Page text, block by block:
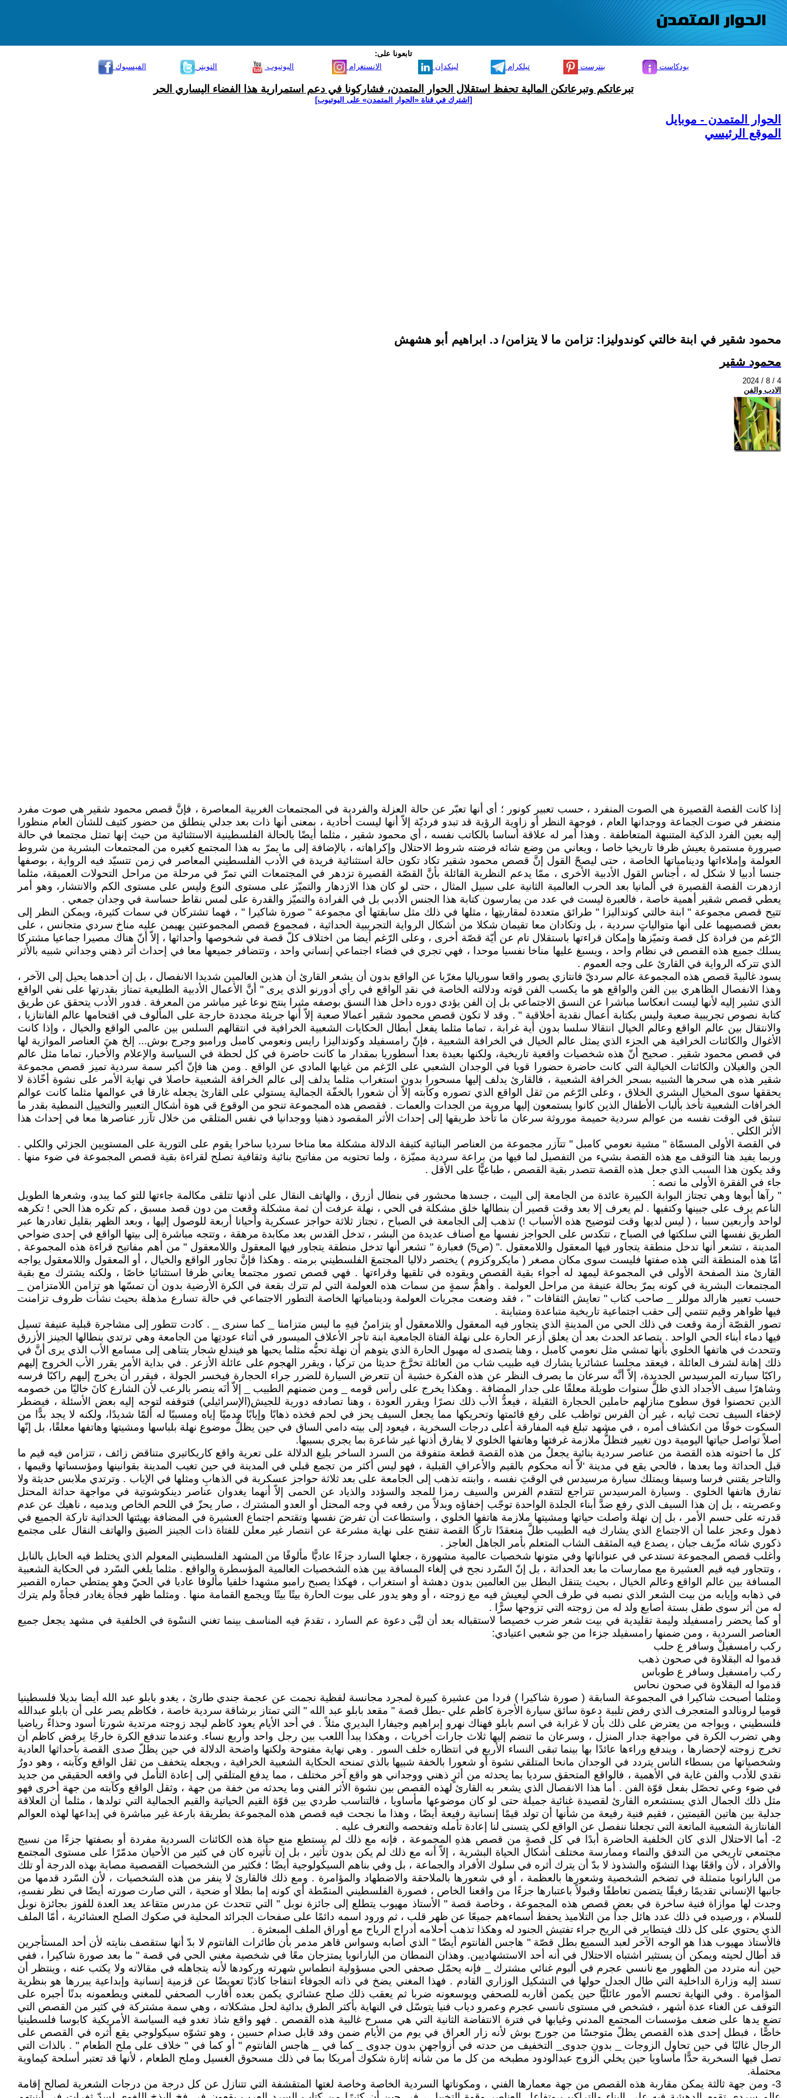
تابعونا على:
الفيسبوك
التويتر اليوتيوب الانستغرام لينكدإن تيلكرام بنترست بودكاست
تبرعاتكم وتبرعاتكن المالية تحفظ استقلال الحوار المتمدن، فشاركونا في دعم استمرارية هذا الفضاء اليساري الحر
[اشترك في قناة ‫«الحوار المتمدن» على اليوتيوب]
الحوار المتمدن - موبايل
الموقع الرئيسي
محمود شقير في ابنة خالتي كوندوليزا: تزامن ما لا يتزامن/ د. ابراهيم أبو هشهش
محمود شقير
2024 / 8 / 4
الادب والفن
إذا كانت القصة القصيرة هي الصوت المنفرد ، حسب تعبير كونور ؛ أي أنها تعبّر عن حالة العزلة والفردية في المجتمعات الغربية المعاصرة ، فإنَّ قصص محمود شقير هي صوت مفرد
منضفر في صوت الجماعة ووجدانها العام ، فوجهة النظر أو زاوية الرؤية قد تبدو فرديّة إلاّ أنها ليست أحادية ، بمعنى أنها ذات بعد جدلي ينطلق من حضور كثيف للشأن العام منظورا
إليه بعين الفرد الذكية المتنبهة المتعاطفة . وهذا أمر له علاقة أساسا بالكاتب نفسه ، أي محمود شقير ، مثلما أيضًا بالحالة الفلسطينية الاستثنائية من حيث إنها تمثل مجتمعا في حالة
صيرورة مستمرة يعيش ظرفا تاريخيا خاصا ، ويعاني من وضع شائه فرضته شروط الاحتلال وإكراهاته ، بالإضافة إلى ما يمرّ به هذا المجتمع كغيره من المجتمعات البشرية من شروط
العولمة وإملاءاتها ودينامياتها الخاصة ، حتى ليصحّ القول إنَّ قصص محمود شقير تكاد تكون حالة استثنائية فريدة في الأدب الفلسطيني المعاصر في زمن تتسيّد فيه الرواية ، بوصفها
جنسا أدبيا لا شكل له ، أجناس القول الأدبية الأخرى ، ممّا يدعم النظرية القائلة بأنَّ القصّة القصيرة تزدهر في المجتمعات التي تمرّ في مرحلة من مراحل التحولات العميقة، مثلما
ازدهرت القصة القصيرة في ألمانيا بعد الحرب العالمية الثانية على سبيل المثال ، حتى لو كان هذا الازدهار والتميّز على مستوى النوع وليس على مستوى الكم والانتشار، وهو أمر
يعطي قصص شقير أهمية خاصة ، فالعبرة ليست في عدد من يمارسون كتابة هذا الجنس الأدبي بل في الفرادة والتميّز والقدرة على لمس نقاط حساسة في وجدان جمعي .
تتيح قصص مجموعة " ابنة خالتي كونداليزا " طرائق متعددة لمقاربتِها ، مثلها في ذلك مثل سابقتها أي مجموعة " صورة شاكيرا " ، فهما تشتركان في سمات كثيرة، ويمكن النظر إلى
بعض قصصيهما على أنها متوالياتٍ سردية ، بل وتكادان معا تقيمان شكلا من أشكال الرواية التجريبية الحداثية ، فمجموع قصص المجموعتين يهيمن عليه مناخ سردي متجانس ، على
الرّغم من فرادة كل قصة وتميّزها وإمكان قراءتها باستقلال تام عن أيّة قصّة أخرى ، وعلى الرّغم أيضا من اختلاف كلّ قصة في شخوصها وأحداثها ، إلاّ أنّ هناك مصيرا جماعيا مشتركا
يسلك جميع هذه القصص في نظام واحد ، ويسبغ عليها مناخا نفسيا موحدا ، فهي تجري في فضاء اجتماعي إنساني واحد ، وتتضافر جميعها معا في إحداث أثر ذهني وجداني شبيه بالأثر
الذي تتركه الرواية في القارئ على وجه العموم .
يسود غالبيةَ قصص هذه المجموعة عالم سرديّ فانتازي يصور واقعا سورياليا مغرّبا عن الواقع بدون أن يشعر القارئ أن هذين العالمين شديدا الانفصال ، بل إن أحدهما يحيل إلى الآخر ،
وهذا الانفصال الظاهري بين الفن والواقع هو ما يكسب الفن قوته ودلالته الخاصة في نقدِ الواقع في رأي أدورنو الذي يرى " أنَّ الأعمال الأدبية الطليعية تمتاز بقدرتها على نفي الواقع
الذي تشير إليه لأنها ليست انعكاسا مباشرا عن النسق الاجتماعي بل إن الفن يؤدي دوره داخل هذا النسق بوصفه مثيرا ينتج نوعا غير مباشر من المعرفة . فدور الأدب يتحقق عن طريق
كتابة نصوص تجريبية صعبة وليس بكتابة أعمال نقدية أخلاقية " . وقد لا تكون قصص محمود شقير أعمالا صعبة إلاّ أنها جريئة مجددة خارجة على المألوف في اقتحامها عالم الفانتازيا ،
والانتقال بين عالم الواقع وعالم الخيال انتقالا سلسا بدون أية غرابة ، تماما مثلما يفعل أبطال الحكايات الشعبية الخرافية في انتقالهم السلس بين عالمي الواقع والخيال ، وإذا كانت
الأغوال والكائنات الخرافية هي الجزء الذي يمثل عالم الخيال في الخرافة الشعبية ، فإنّ رامسفيلد وكونداليزا رايس ونعومي كامبل ورامبو وجرج بوش... إلخ هيَ العناصر الموازية لها
في قصص محمود شقير . صحيح أنّ هذه شخصيات واقعية تاريخية، ولكنها بعيدة بعدا أسطوريا بمقدار ما كانت حاضرة في كل لحظة في السياسة والإعلام والأخبار، تماما مثل عالم
الجن والغيلان والكائنات الخيالية التي كانت حاضرة حضورا قويا في الوجدان الشعبي على الرّغم من غيابها المادي عن الواقع . ومن هنا فإنّ أكبر سمة سردية تميز قصص مجموعة
شقير هذه هي سحرها الشبيه بسحر الخرافة الشعبية ، فالقارئ يدلف إليها مسحورا بدون استغراب مثلما يدلف إلى عالم الخرافة الشعبية حاصلا في نهاية الأمر على نشوة أخّاذة لا
يحققها سوى المخيال البشري الخلاق ، وعلى الرّغم من ثقل الواقع الذي تصوره وكآبته إلاّ أن شعورا بالخفّة الجمالية يستولي على القارئ يجعله غارقا في عوالمها مثلما كانت عوالم
الخرافات الشعبية تأخذ بألباب الأطفال الذين كانوا يستمعون إليها مروية من الجدات والعمات . فقصص هذه المجموعة تنجو من الوقوع قي هوة أشكال التعبير والتخييل النمطية بقدر ما
تنبثق في الوقت نفسه من عوالم سردية حميمة موروثة سرعان ما تأخذ طريقها إلى إحداث الأثر المقصود ذهنيا ووجدانيا في نفس المتلقي من خلال تآزر عناصرها معا في إحداث هذا
الأثر الكلي .
في القصة الأولى المسمّاة " مشية نعومي كامبل " تتآزر مجموعة من العناصر البنائية كثيفة الدلالة مشكلة معا مناخا سرديا ساخرا يقوم على التورية على المستويين الجزئي والكلي .
وربما يفيد هنا التوقف مع هذه القصة بشيء من التفصيل لما فيها من براعة سردية مميّزة ، ولما تحتويه من مفاتيح بنائية وثقافية تصلح لقراءة بقية قصص المجموعة في ضوء منها .
وقد يكون هذا السبب الذي جعل هذه القصة تتصدر بقية القصص ، طباعيًّا على الأقل .
جاء في الفقرة الأولى ما نصه :
" رآها أبوها وهي تجتاز البوابة الكبيرة عائدة من الجامعة إلى البيت ، جسدها محشور في بنطال أزرق ، والهاتف النقال على أذنها تتلقى مكالمة جاءتها للتو كما يبدو، وشعرها الطويل
الناعم يرف على جبينها وكتفيها . لم يعرف إلا بعد وقت قصير أن بنطالها خلق مشكلة في الحي ، نهلة عرفت أن ثمة مشكلة وقعت من دون قصد مسبق ، كم تكره هذا الحي ! تكرهه
لواحد وأربعين سببا ، ( ليس لديها وقت لتوضيح هذه الأسباب !) تذهب إلى الجامعة في الصباح ، تجتاز ثلاثة حواجز عسكرية وأحيانا أربعة للوصول إليها ، وبعد الظهر بقليل تغادرها عبر
الطريق نفسها التي سلكتها في الصباح ، تتكدس على الحواجز نفسها مع أصناف عديدة من البشر ، تدخل القدس بعد مكابدة مرهقة ، وتتجه مباشرة إلى بيتها الواقع في إحدى ضواحي
المدينة ، تشعر أنها تدخل منطقة يتجاور فيها المعقول واللامعقول ." (ص5) فعبارة " تشعر أنها تدخل منطقة يتجاور فيها المعقول واللامعقول " من أهم مفاتيح قراءة هذه المجموعة ,
أمّا هذه المنطقة التي هذه صفتها فليست سوى مكان مصغر ( مايكروكزوم ) يختصر دلاليا المجتمعَ الفلسطيني برمته . وهكذا فإنَّ تجاور الواقع والخيال ، أو المعقول واللامعقول يواجه
القارئ منذ الصفحة الأولى في المجموعة ليمهد له أجواء بقية القصص ويقوده في تلقيها وقراءتها . فهي قصص تصور مجتمعا يعاني ظرفا استثنائيا خاصًا ، ولكنه يشترك مع بقية
المجتمعات البشرية في كونه يمرّ بحالة عنيفة من مراحل العولمة . وأهمُّ سمةٍ من سمات هذه العولمة التي لم تترك بقعة في الكرة الأرضية بدون أن تمسّها هو تزامن اللامتزامن _
حسب تعبير هارالد موللر _ صاحب كتاب " تعايش الثقافات " ، فقد وضعت مجريات العولمة ودينامياتها الخاصة التطور الاجتماعي في حالة تسارع مذهلة بحيث نشأت ظروف تزامنت
فيها ظواهر وقيم تنتمي إلى حقب اجتماعية تاريخية متباعدة ومتباينة .
تصور القصّة أزمة وقعت في ذلك الحي من المدينةِ الذي يتجاور فيه المعقول واللامعقول أو يتزامنُ فيهِ ما ليس متزامنا _ كما سنرى _ . كادت تتطور إلى مشاجرة قبلية عنيفة تسيل
فيها دماء أبناء الحي الواحد . يتصاعد الحدث بعد أن يعلق أزعر الحارة على نهلة الفتاة الجامعية ابنة تاجر الأعلاف الميسور في أثناء عودتِها من الجامعة وهي ترتدي بنطالها الجينز الأزرق
وتتحدث في هاتفها الخلوي بأنها تمشي مثل نعومي كامبل ، وهنا يتصدى له مهبول الحارة الذي يتوهم أن نهلة تحبُّه مثلما يحبها هو فيندلع شجار يتناهى إلى مسامع الأب الذي يرى أنَّ في
ذلك إهانة لشرف العائلة ، فيعقد مجلسا عشائريا يشارك فيه طبيب شاب من العائلة تخرَّجَ حديثا من تركيا ، ويقرر الهجوم على عائلة الأزعر . في بداية الأمرِ يقرر الأب الخروج إليهم
راكبًا سيارته المرسيدس الجديدة، إلاّ أنَّه سرعان ما يصرف النظر عن هذه الفكرة خشية أن تتعرض السيارة للضرر جراء الحجارة فيخسر الجولة ، فيقرر أن يخرج إليهم راكبًا فرسه
وشاهرًا سيف الأجداد الذي ظلَّ سنوات طويلة معلقًا على جدار المضافة . وهكذا يخرج على رأس قومه _ ومن ضمنهم الطبيب _ إلاّ أنَه ينصر بالرعب لأن الشارع كانَ خاليًا من خصومه
الذين تحصنوا فوق سطوح منازلهم حاملين الحجارة الثقيلة ، فيعدُّ الأب ذلك نصرًا ويقرر العودة ، وهنا تصادفه دورية للجيش(الإسرائيلي) فتوقفه لتوجه إليه بعض الأسئلة ، فيضطر
لإخفاء السيف تحت ثيابه ، غير أن الفرس تواظب على رفع قائمتها وتحريكها مما يجعل السيف يحز في لحم فخذه ذهابًا وإيابًا مدميًا إياه ومسببًا له ألمًا شديدًا، ولكنه لا يجد بدًّا من
السكوت خوفًا من انكشاف أمره ، في مشهد تبلغ فيه المفارقة أعلى درجات السخرية ، فيعود إلى بيته دامي الساق في حين يظلُّ موضوع نهلة بلباسها ومشيتها وهاتفها معلقًا، بل إنّها
أصلاً تواصل حياتها اليومية دون تغيير فتظلُّ ملازمة غرفتها وهاتفها الخلوي لا يفارق أذنها غير شاعرة بما يجري بسببها.
كل ما احتوته هذه القصة من عناصر سردية بنائية يجعلُ من هذه القصة قطعة متفوقة من السرد الساخر بليغ الدلالة على تعرية واقع كاريكاتيري متناقض زائف ، تتزامن فيه قيم ما
قبل الحداثة وما بعدها ، فالحي يقع في مدينة ‘لاّ أنه محكوم بالقيم والأعرافِ القبلية ، فهو ليس أكثر من تجمع قبلي في المدينة في حين تغيب المدينة بقوانينها ومؤسساتها وقيمها ،
والتاجر يقتني فرسا وسيفا ويمتلك سيارة مرسيدس في الوقتِ نفسه ، وابنته تذهب إلى الجامعة على بعد ثلاثة حواجز عسكرية في الذهابِ ومثلها في الإياب . وترتدي ملابس حديثة ولا
تفارق هاتفها الخلوي . وسيارة المرسيدس تتراجع لتتقدم الفرس والسيف رمزا للمجد والسؤدد والذياد عن الحمى إلاّ أنهما يغدوان عناصر دينكوشوتية في مواجهة حداثة المحتل
وعصريته ، بل إن هذا السيف الذي رفع ضدَّ أبناء الجلدة الواحدة توجّب إخفاؤه وبدلاً من رفعه في وجه المحتل أو العدو المشترك ، صار يحزّ في اللحم الخاص ويدميه ، ناهيك عن عدم
قدرته على حسم الأمر ، بل إن نهلة واصلت حياتها ومشيتها ملازمة هاتفها الخلوي ، واستطاعت أن تفرضَ نفسها وتقتحم اجتماع العشيرة في المضافة بهيئتها الحداثية تاركة الجميع في
ذهول وعجز علما أن الاجتماع الذي يشارك فيه الطبيب ظلَّ منعقدًا تاركًا القصة تنفتح على نهاية مشرعة عن انتصار غير معلن للفتاة ذات الجينز الضيق والهاتف النقال على مجتمع
ذكوري شائه مزّيف جبان ، يصدع فيه المثقف الشاب المتعلم بأمر الجاهل العاجز .
وأغلب قصص المجموعة تستدعي في عنواناتها وفي متونها شخصيات عالمية مشهورة ، جعلها السارد جزءًا عاديًّا مألوفًا من المشهد الفلسطيني المعولم الذي يختلط فيه الحابل بالنابل
، وتتجاور فيه قيم العشيرة مع ممارسات ما بعد الحداثة ، بل إنّ السّرد نجح في إلغاء المسافة بين هذه الشخصيات العالمية المؤسطرة والواقع . مثلما يلغي السّرد في الحكاية الشعبية
المسافة بين عالم الواقع وعالم الخيال ، بحيث يتنقل البطل بين العالمين بدون دهشة أو استغراب ، فهكذا يصبح رامبو مشهدا خلفيا مألوفا عاديا في الحيّ وهو يمتطي حماره القصير
في ذهابه وإيابه من بيت الشعر الذي نصبه في طرف الحيِ ليعيش فيه مع زوجته ، أو وهو يدور على بيوت الحارة بيتًا بيتًا ويجمع القمامة منها . ومثلما ظهر فجأة يغادر فجأةً ولم يترك
له من أثر سوى طفل بستة أصابع ولد له من زوجته التي تزوجها سرًّا .
أو كما يحضر رامسفيلد وليمة تقليدية في بيت شعر ضرب خصيصا لاستقباله بعد أن لبَّى دعوة عم السارد ، تقدمَ فيه المناسف بينما تغني النسْوة في الخلفية في مشهد يجعل جميع
العناصر السردية ، ومن ضمنها رامسفيلد جزءا من جو شعبي اعتيادي:
ركب رامسفيلْ وسافر ع حلب
قدموا له البقلاوة في صحون ذهب
ركب رامسفيل وسافر ع طوباس
قدموا له البقلاوة في صحون نحاس
ومثلما أصبحت شاكيرا في المجموعة السابقة ( صورة شاكيرا ) فردا من عشيرة كبيرة لمجرد مجانسة لفظية نجمت عن عجمة جندي طارئ ، يغدو بابلو عبد الله أيضا بديلا فلسطينيا
قوميا لرونالدو المتعجرف الذي رفض تلبية دعوة سائق سيارة الأجرة كاظم علي -بطل قصة " مقعد بابلو عبد الله " التي تمتاز برشاقة سردية خاصة ، فكاظم يصر على أن بابلو عبدالله
فلسطيني ، ويواجه من يعترض على ذلك بأن لا غرابة في اسم بابلو فهناك نهرو إبراهيم وجيفارا البديري مثلاً . في أحد الأيام يعود كاظم ليجد زوجته مرتدية شورتا أسود وحذاءً رياضيا
وهي تضرب الكرة في مواجهة جدار المنزل ، وسرعان ما تنضم إليها ثلاث جارات أخريات ، وهكذا يبدأ اللعب بين رجل واحد وأربع نساء. وعندما تندفع الكرة خارجًا يرفض كاظم أن
تخرج زوجته لإحضارها ، ويندفع وراءها عائدًا بها بينما تبقى النساء الأربع في انتظاره خلف السور . وهي نهاية مفتوحة ولكنها واضحة الدلالة في حين يظلّ صدى القصة بأحداثها العادية
وشخصياتها من بسطاء الناس يتردد في الوجدان مانحا المتلقي نشوة أو شعورا بالخفة شبيها بالذي تمنحه الحكاية الشعبية الخرافية ، ويجعله يتخفف من ثقل الواقع وكآبته ، وهو دورٌ
نقدي للأدب والفن غاية في الأهمية ، فالواقع المتحقق سرديا بما يحدثه من أثرٍ ذهني ووجداني هو واقع آخر مختلف ، مما يدفع المتلقي إلى إعادة التأمل في واقعه الحقيقي من جديد
في ضوء وعي تحصّل بفعل قوّة الفن . أما هذا الانفصال الذي يشعر به القارئ لهذه القصص بين نشوة الأثر الفني وما يحدثه من خفة من جهة ، وثقل الواقع وكآبته من جهة أخرى فهو
مثل ذلك الجمال الذي يستشعره القارئ لقصيدة غنائية جميلة حتى لو كان موضوعها مأساويا ، فالتناسب طردي بين قوّة القيم الحياتية والقيم الجمالية التي تولدها ، مثلما أن العلاقة
جدلية بين هاتين القيمتين ، فقيم فنية رفيعة من شأنها أن تولد قيمًا إنسانية رفيعة أيضًا ، وهذا ما نجحت فيه قصص هذه المجموعة بطريقة بارعة غير مباشرة في إبداعها لهذه العوالم
الفانتازية الشعبية الماتعة التي تجعلنا ننفصل عن الواقع لكي يتسنى لنا إعادة تأمله وتفحصه والتعرف عليه .
2- أما الاحتلال الذي كان الخلفية الحاضرة أبدًا في كل قصةٍ من قصص هذهِ المجموعة ، فإنه مع ذلك لم يستطع منع حياة هذه الكائنات السردية مفردة أو بصفتها جزءًا من نسيج
مجتمعي تاريخي من التدفق والنماء وممارسة مختلف أشكال الحياة البشرية ، إلاّ أنه مع ذلك لم يكن بدون تأثير ، بل إن تأثيره كان في كثير من الأحيان مدمّرًا على مستوى المجتمع
والأفراد ، لأن واقعًا بهذا التشوّه والشذوذ لا بدّ أن يترك أثره في سلوك الأفراد والجماعة ، بل وفي بناهم السيكولوجية أيضًا ؛ فكثير من الشخصيات القصصية مصابة بهذه الدرجة أو تلك
من البارانويا متمثلة في تضخم الشخصية وشعورها بالعظمة ، أو في شعورها بالملاحقة والاضطهاد والمؤامرة . ومع ذلك فالقارئ لا ينفر من هذه الشخصيات ، لأن السّرد قدمها من
جانبها الإنساني تقديمًا رفيقًا يتضمن تعاطفًا وقبولاً باعتبارها جزءًا من واقعنا الخاص ، فصورة الفلسطيني المنمّطة أي كونه إما بطلا أو ضحية ، التي صارت صورته أيضًا في نظر نفسهِ،
وجدت لها موازاة فنية ساخرة في بعضِ قصص هذه المجموعة ، وخاصة قصة " الأستاذ مهيوب يتطلع إلى جائزة نوبل " التي تتحدث عن مدرس متقاعد يعد العدة للفوز بجائزة نوبل
للسلام ، ورصيده في ذلك عدد هائل جدا من التلاميذ يحفظ أسماءهم جميعًا عن ظهر قلب ، ثم ورود اسمه دائمًا على صفحات الجرائد المحلية في صكوك الصلح العشائرية ، أمّا الملف
الذي يحتوي على كل ذلك فيتطاير في الريح جراء تفتيش الجنود له وهكذا تذهب أحلامه أدراج الرياح مع أوراق الملف المبعثرة .
فالأستاذ مهيوب هذا هو الوجه الآخر لعبد السميع بطل قصّة " هاجس الفانتوم أيضًا " الذي أصابه وسواس قاهر مدمر بأن طائرات الفانتوم لا بدّ أنها ستقصف بنايته لأن أحد المستأجرين
قد أطال لحيته ويمكن أن يستثير اشتباه الاحتلال في أنه أحد الاستشهاديين. وهذان النمطان من البارانويا يمتزجان معًا في شخصية مغني الحي في قصة " ما بعد صورة شاكيرا ، ففي
حين أنه متردد من الظهور مع نانسي عجرم في ألبوم غنائي مشترك _ فإنه يحمّل صحفي الحي مسؤولية انطماسِ شهرته وركودها لأنه يتجاهله في مقالاته ولا يكتب عنه ، وينتظر أن
تسند إليه وزارة الداخلية التي طال الجدل حولها في التشكيل الوزاري القادم . فهذا المغني يضخ في ذاته الجوفاء انتفاجا كاذبًا تعويضًا عن قزمية إنسانية وإبداعية يبررها هو بنظرية
المؤامرة . وفي النهاية تحسم الأمور عائليًّا حين يكمن أقاربه للصحفي ويوسعونه ضربا ثم يعقب ذلك صلح عشائري يكمن بعده أقارب الصحفي للمغني ويطعمونه بدنًا أجبره على
التوقف عن الغناء عدة أشهر ، فشخص في مستوى نانسي عجرم وعمرو دياب فنيا يتوسّل في النهاية بأكثر الطرق بدائية لحل مشكلاته ، وهي سمة مشتركة في كثير من القصص التي
تضع يدها على ضعف مؤسسات المجتمع المدني وغيابها في فترة الانتفاضة الثانية التي هي مسرح غالبية هذه القصص . فهو واقع شاذ تغدو فيه السياسة الأمريكية كابوسا فلسطينيا
خاصًّا ، فبطل إحدى هذه القصص يظلّ متوجسًا من جورج بوش لأنه زار العراق في يوم من الأيام ضمن وفد قابل صدام حسين ، وهو تشوّه سيكولوجي يقع أثره في القصص على
الرجال غالبًا في حين تحاول الزوجات _ بدونِ جدوى_ التخفيف من حدته في أزواجهن بدون جدوى _ كما في _ هاجس الفانتوم " أو كما في " خلاف على ملح الطعام " . بالذات التي
تصل فيها السخرية حدًّا مأساويا حين يخلي الزوج عبدالودود مطبخه من كل ما من شأنه إثارة شكوك أمريكا بما في ذلك مسحوق الغسيل وملح الطعام ، لأنها قد تعتبر أسلحة كيماوية
محتملة.
3- ومن جهة ثالثة يمكن مقاربة هذه القصص من جهة معمارها الفني ، ومكوناتها السردية الخاصة وخاصة لغتها المتقشفة التي تتنازل عن كل درجة من درجات الشعرية لصالح إقامة